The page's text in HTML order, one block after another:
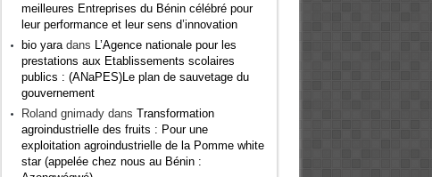
meilleures Entreprises du Bénin célébré pour
leur performance et leur sens d’innovation
bio yaradans L’Agence nationale pour les
prestations aux Etablissements scolaires
publics : (ANaPES)Le plan de sauvetage du
gouvernement
Roland gnimadydans Transformation
agroindustrielle des fruits : Pour une
exploitation agroindustrielle de la Pomme white
star (appelée chez nous au Bénin :